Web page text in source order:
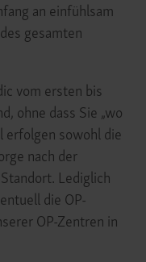
an einfühlsam
gesamten
vom ersten bis
ohne dass Sie „wo
erfolgen sowohl die
nach der
Lediglich
die OP-
OP-Zentren in